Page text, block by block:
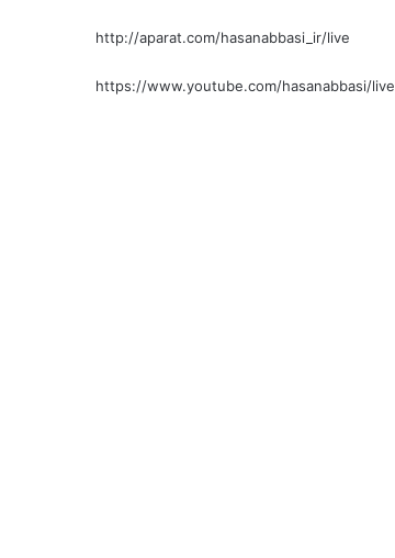
http://aparat.com/hasanabbasi_ir/live
https://www.youtube.com/hasanabbasi/live